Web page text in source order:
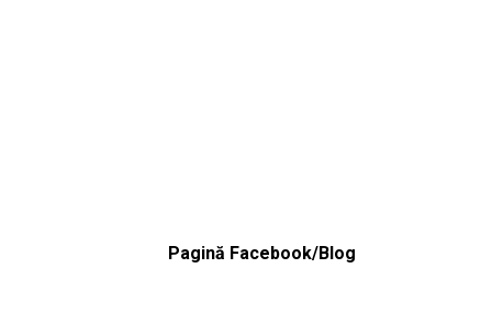
Pagină Facebook/Blog